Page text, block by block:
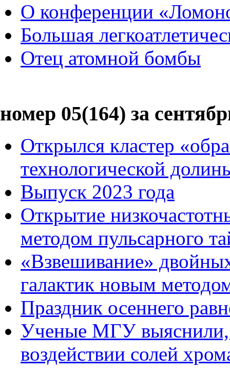
О конференции
Большая
Отец атомной бомбы
номер 05(164) за
Открылся кластер
технологической
Выпуск 2023 года
Открытие
методом пульсарного
«Взвешивание»
галактик новым
Праздник осеннего
Ученые МГУ выяснили,
воздействии солей